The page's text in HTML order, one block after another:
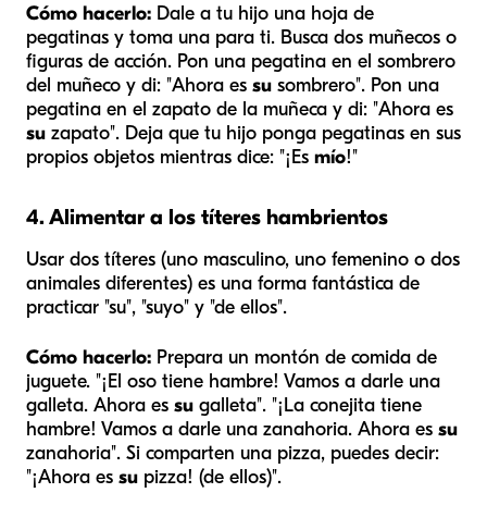
Cómo hacerlo: Dale a tu hijo una hoja de
pegatinas y toma una para ti. Busca dos muñecos o
figuras de acción. Pon una pegatina en el sombrero
del muñeco y di: "Ahora es su sombrero". Pon una
pegatina en el zapato de la muñeca y di: "Ahora es
su zapato". Deja que tu hijo ponga pegatinas en sus
propios objetos mientras dice: "¡Es mío!"
4. Alimentar a los títeres hambrientos
Usar dos títeres (uno masculino, uno femenino o dos
animales diferentes) es una forma fantástica de
practicar "su", "suyo" y "de ellos".
Cómo hacerlo: Prepara un montón de comida de
juguete. "¡El oso tiene hambre! Vamos a darle una
galleta. Ahora es su galleta". "¡La conejita tiene
hambre! Vamos a darle una zanahoria. Ahora es su
zanahoria". Si comparten una pizza, puedes decir:
"¡Ahora es su pizza! (de ellos)".